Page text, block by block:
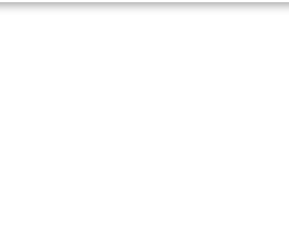
-
Palet Plástico Ligero Encajable 12109T
Palet